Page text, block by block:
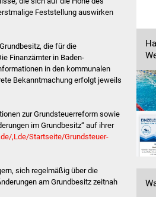
Feststellung auswirken
die für die
Finanzämter in Baden-
in den kommunalen
Bekanntmachung erfolgt jeweils
zur Grundsteuerreform sowie
im Grundbesitz“ auf ihrer
,Lde/Startseite/Grundsteuer-
sich regelmäßig über die
am Grundbesitz zeitnah